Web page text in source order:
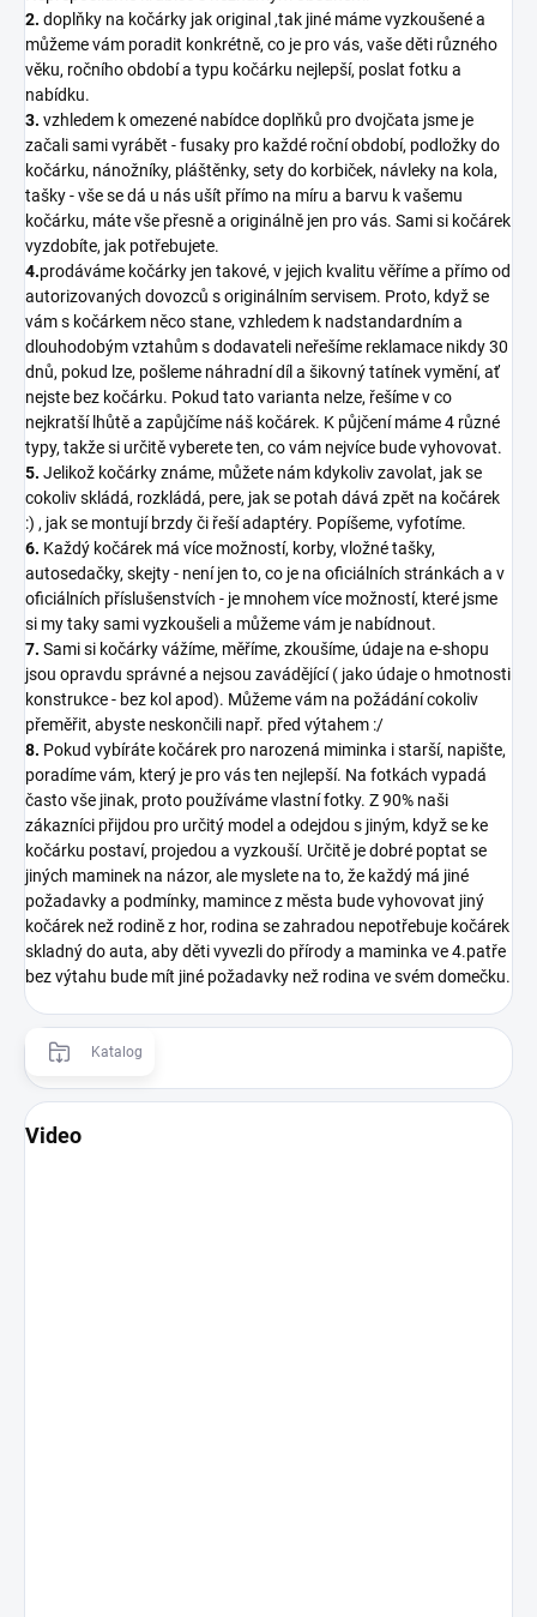
2. doplňky na kočárky jak original ,tak jiné máme vyzkoušené a
můžeme vám poradit konkrétně, co je pro vás, vaše děti různého
věku, ročního období a typu kočárku nejlepší, poslat fotku a
nabídku.
3. vzhledem k omezené nabídce doplňků pro dvojčata jsme je
začali sami vyrábět - fusaky pro každé roční období, podložky do
kočárku, nánožníky, pláštěnky, sety do korbiček, návleky na kola,
tašky - vše se dá u nás ušít přímo na míru a barvu k vašemu
kočárku, máte vše přesně a originálně jen pro vás. Sami si kočárek
vyzdobíte, jak potřebujete.
4.prodáváme kočárky jen takové, v jejich kvalitu věříme a přímo od
autorizovaných dovozců s originálním servisem. Proto, když se
vám s kočárkem něco stane, vzhledem k nadstandardním a
dlouhodobým vztahům s dodavateli neřešíme reklamace nikdy 30
dnů, pokud lze, pošleme náhradní díl a šikovný tatínek vymění, ať
nejste bez kočárku. Pokud tato varianta nelze, řešíme v co
nejkratší lhůtě a zapůjčíme náš kočárek. K půjčení máme 4 různé
typy, takže si určitě vyberete ten, co vám nejvíce bude vyhovovat.
5. Jelikož kočárky známe, můžete nám kdykoliv zavolat, jak se
cokoliv skládá, rozkládá, pere, jak se potah dává zpět na kočárek
:) , jak se montují brzdy či řeší adaptéry. Popíšeme, vyfotíme.
6. Každý kočárek má více možností, korby, vložné tašky,
autosedačky, skejty - není jen to, co je na oficiálních stránkách a v
oficiálních příslušenstvích - je mnohem více možností, které jsme
si my taky sami vyzkoušeli a můžeme vám je nabídnout.
7. Sami si kočárky vážíme, měříme, zkoušíme, údaje na e-shopu
jsou opravdu správné a nejsou zavádějící ( jako údaje o hmotnosti
konstrukce - bez kol apod). Můžeme vám na požádání cokoliv
přeměřit, abyste neskončili např. před výtahem :/
8. Pokud vybíráte kočárek pro narozená miminka i starší, napište,
poradíme vám, který je pro vás ten nejlepší. Na fotkách vypadá
často vše jinak, proto používáme vlastní fotky. Z 90% naši
zákazníci přijdou pro určitý model a odejdou s jiným, když se ke
kočárku postaví, projedou a vyzkouší. Určitě je dobré poptat se
jiných maminek na názor, ale myslete na to, že každý má jiné
požadavky a podmínky, mamince z města bude vyhovovat jiný
kočárek než rodině z hor, rodina se zahradou nepotřebuje kočárek
skladný do auta, aby děti vyvezli do přírody a maminka ve 4.patře
bez výtahu bude mít jiné požadavky než rodina ve svém domečku.
Katalog
Video